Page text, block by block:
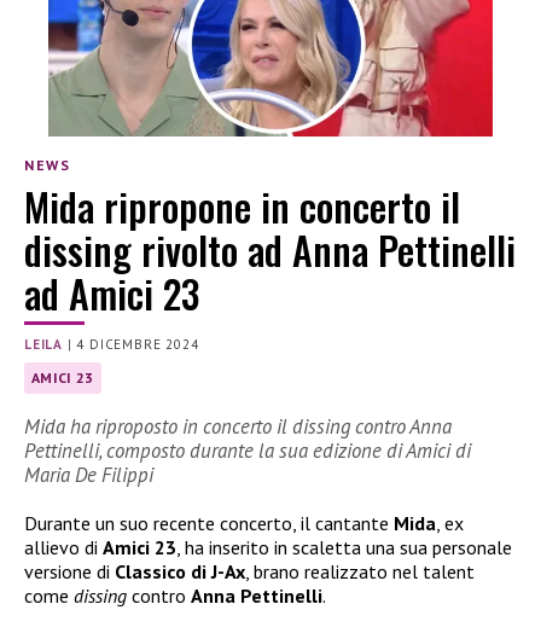
NEWS
Mida ripropone in concerto il
dissing rivolto ad Anna Pettinelli
ad Amici 23
LEILA |4 DICEMBRE 2024
AMICI 23
Mida ha riproposto in concerto il dissing contro Anna
Pettinelli, composto durante la sua edizione di Amici di
Maria De Filippi
Durante un suo recente concerto, il cantante Mida, ex
allievo di Amici 23, ha inserito in scaletta una sua personale
versione di Classico di J-Ax, brano realizzato nel talent
come dissing contro Anna Pettinelli.